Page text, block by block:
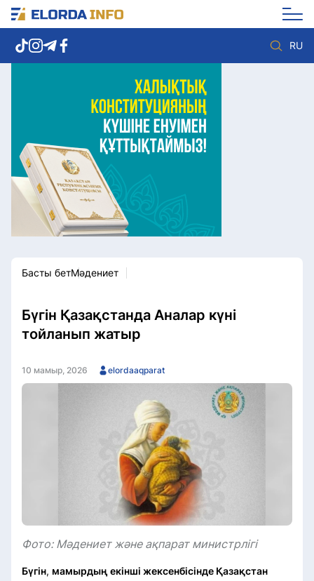
RU
Елорда жаңалықтары
Көзқарас
Саясат
Видео
Әлеумет
Экономика
Спорт
Мәдениет
Басты бетМәдениет
Бүгін Қазақстанда Аналар күні
тойланып жатыр
10 мамыр, 2026 elordaaqparat
Фото: Мәдениет және ақпарат министрлігі
Бүгін, мамырдың екінші жексенбісінде Қазақстан